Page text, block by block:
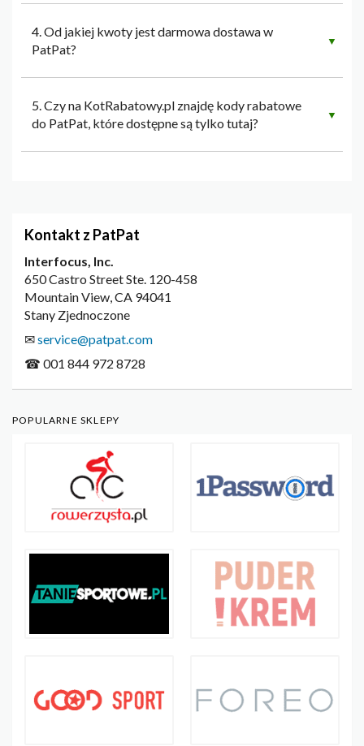
4. Od jakiej kwoty jest darmowa dostawa w
PatPat?
▼
5. Czy na KotRabatowy.pl znajdę kody rabatowe
do PatPat, które dostępne są tylko tutaj?
▼
Kontakt z PatPat
Interfocus, Inc.
650 Castro Street Ste. 120-458
Mountain View, CA 94041
Stany Zjednoczone
✉service@patpat.com
☎ 001 844 972 8728
POPULARNE SKLEPY